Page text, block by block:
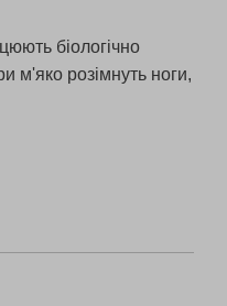
біологічно
м'яко розімнуть ноги,